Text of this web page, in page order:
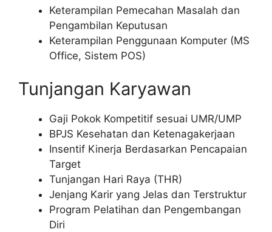
Keterampilan Pemecahan Masalah dan
Pengambilan Keputusan
Keterampilan Penggunaan Komputer (MS
Office, Sistem POS)
Tunjangan Karyawan
Gaji Pokok Kompetitif sesuai UMR/UMP
BPJS Kesehatan dan Ketenagakerjaan
Insentif Kinerja Berdasarkan Pencapaian
Target
Tunjangan Hari Raya (THR)
Jenjang Karir yang Jelas dan Terstruktur
Program Pelatihan dan Pengembangan
Diri